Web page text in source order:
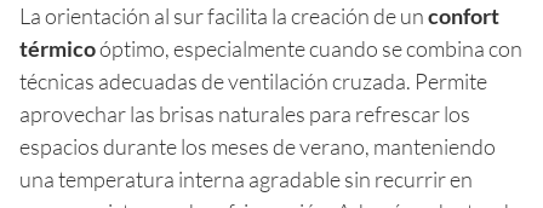
La orientación al sur facilita la creación de unconfort
térmicoóptimo, especialmente cuando se combina con
técnicas adecuadas de ventilación cruzada. Permite
aprovechar las brisas naturales para refrescar los
espacios durante los meses de verano, manteniendo
una temperatura interna agradable sin recurrir en